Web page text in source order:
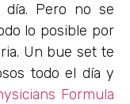
día. Pero no se
lo posible por
Un bue set te
todo el día y
Formula